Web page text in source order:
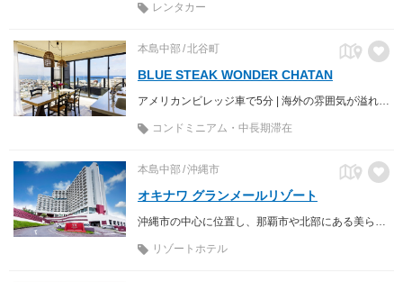
レンタカー
本島中部 北谷町
BLUE STEAK WONDER CHATAN
アメリカンビレッジ車で5分 | 海外の雰囲気が溢れる北谷砂辺エリア 広さがあり快適・連泊でお得なスタイリッシュコンドミニアム
コンドミニアム・中長期滞在
本島中部 沖縄市
オキナワ グランメールリゾート
リゾートホテル